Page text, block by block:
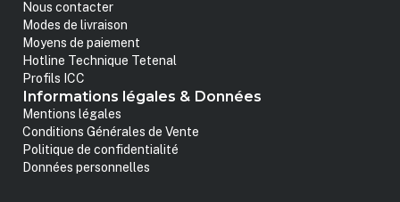
Nous contacter
Modes de livraison
Moyens de paiement
Hotline Technique Tetenal
Profils ICC
Informations légales & Données
Mentions légales
Conditions Générales de Vente
Politique de confidentialité
Données personnelles